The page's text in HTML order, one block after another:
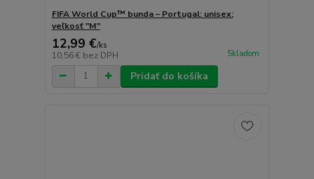
FIFA World Cup™ bunda – Portugal: unisex:
veľkosť "M"
12,99 €/ks
10,56 € bez DPH Skladom
Pridať do košíka